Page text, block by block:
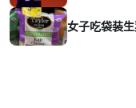
女子吃袋装